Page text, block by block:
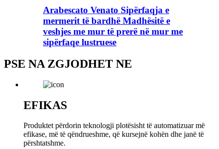
Arabescato Venato Sipërfaqja e
mermerit të bardhë Madhësitë e
veshjes me mur të prerë në mur me
sipërfaqe lustruese
PSE NA ZGJODHET NE
EFIKAS
Produktet përdorin teknologji plotësisht të automatizuar më
efikase, më të qëndrueshme, që kursejnë kohën dhe janë të
përshtatshme.